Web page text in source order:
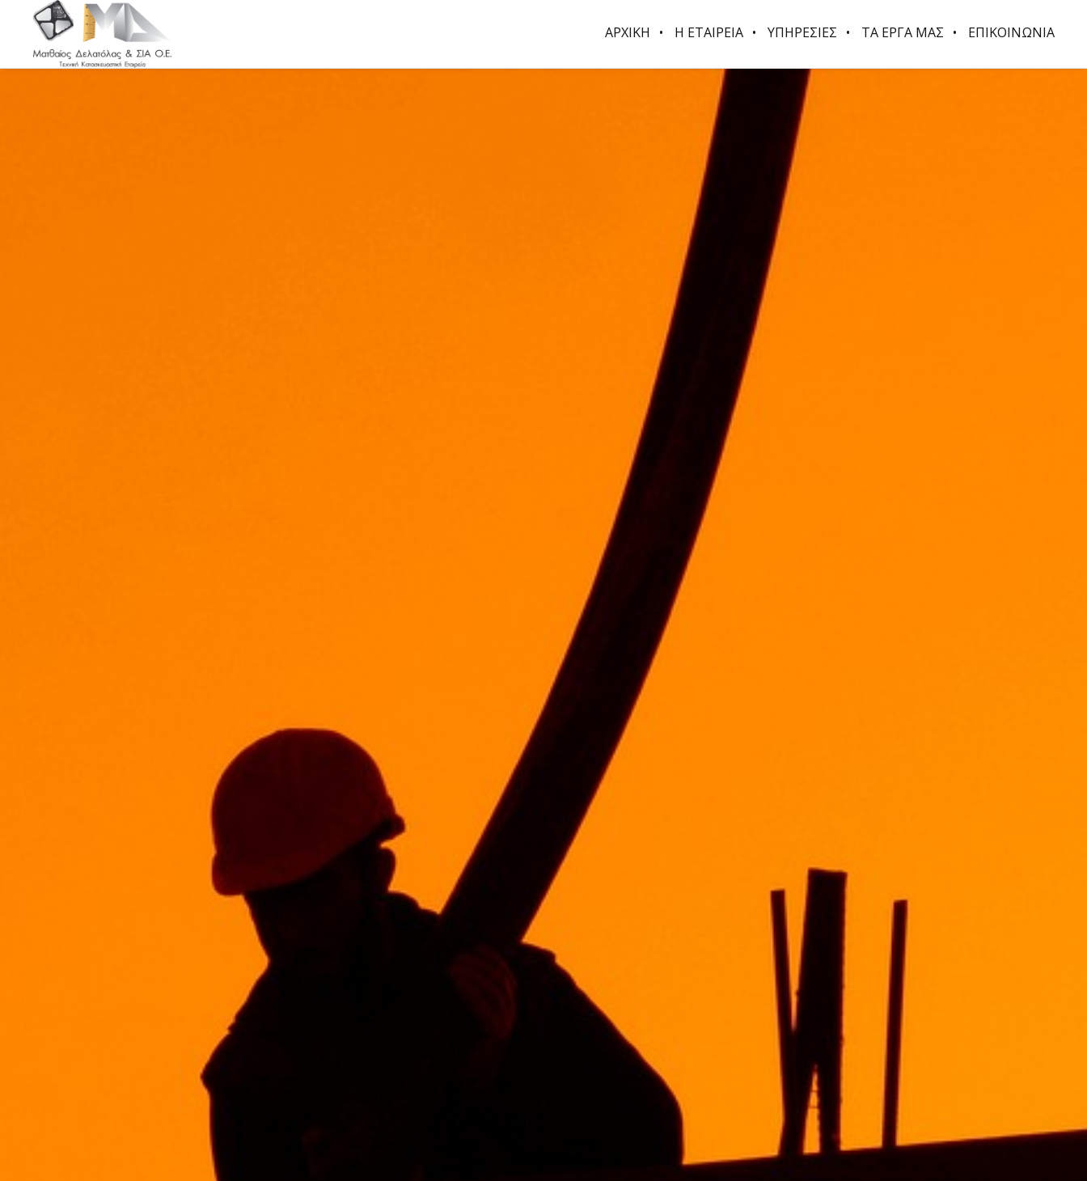
ΑΡΧΙΚΗ Η ΕΤΑΙΡΕΙΑ ΥΠΗΡΕΣΙΕΣ ΤΑ ΕΡΓΑ ΜΑΣ ΕΠΙΚΟΙΝΩΝΙΑ